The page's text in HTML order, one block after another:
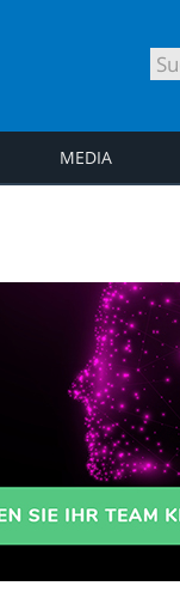
MEDIA